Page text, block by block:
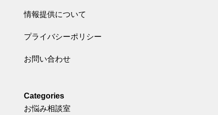
情報提供について
プライバシーポリシー
お問い合わせ
Categories
お悩み相談室